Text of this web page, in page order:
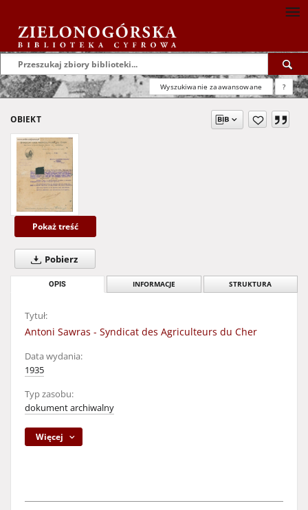
Wyszukiwanie zaawansowane ?
OBIEKT
Pokaż treść
Pobierz
OPIS INFORMACJE STRUKTURA
Tytuł:
Antoni Sawras - Syndicat des Agriculteurs du Cher
Data wydania:
1935
Typ zasobu:
dokument archiwalny
Więcej